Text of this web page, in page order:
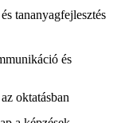
tananyagfejlesztés
és
oktatásban